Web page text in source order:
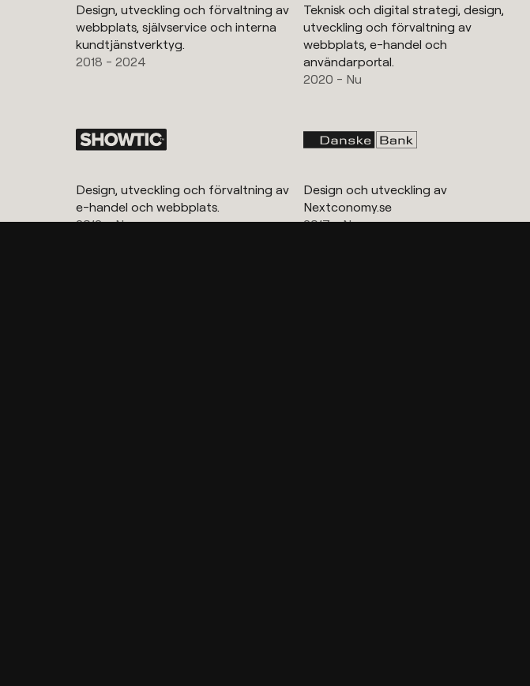
Design, utveckling och förvaltning av
webbplats, självservice och interna
kundtjänstverktyg.
2018 - 2024
Teknisk och digital strategi, design,
utveckling och förvaltning av
webbplats, e-handel och
användarportal.
2020 - Nu
Design, utveckling och förvaltning av
e-handel och webbplats.
2013 - Nu
Design och utveckling av
Nextconomy.se
2017 - Nu